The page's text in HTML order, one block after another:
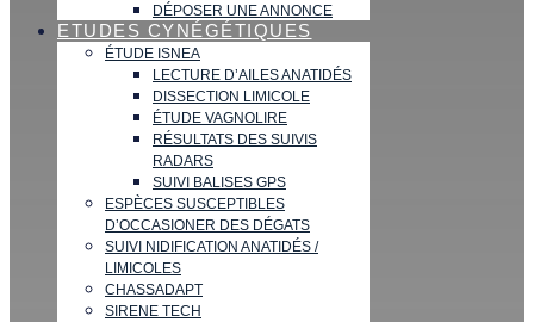
DÉPOSER UNE ANNONCE
ETUDES CYNÉGÉTIQUES
ÉTUDE ISNEA
LECTURE D’AILES ANATIDÉS
DISSECTION LIMICOLE
ÉTUDE VAGNOLIRE
RÉSULTATS DES SUIVIS
RADARS
SUIVI BALISES GPS
ESPÈCES SUSCEPTIBLES
D’OCCASIONER DES DÉGATS
SUIVI NIDIFICATION ANATIDÉS /
LIMICOLES
CHASSADAPT
SIRENE TECH